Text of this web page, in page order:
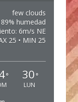
few clouds
89% humedad
6m/s NE
25 • MIN 25
° 30 °
LUN